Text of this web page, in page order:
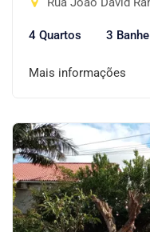
4 Quartos 3
Mais informações